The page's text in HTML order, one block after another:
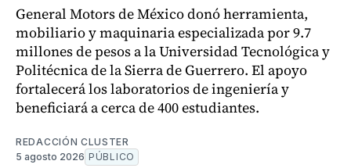
General Motors de México donó herramienta,
mobiliario y maquinaria especializada por 9.7
millones de pesos a la Universidad Tecnológica y
Politécnica de la Sierra de Guerrero. El apoyo
fortalecerá los laboratorios de ingeniería y
beneficiará a cerca de 400 estudiantes.
REDACCIÓN CLUSTER
5 agosto 2026 PÚBLICO